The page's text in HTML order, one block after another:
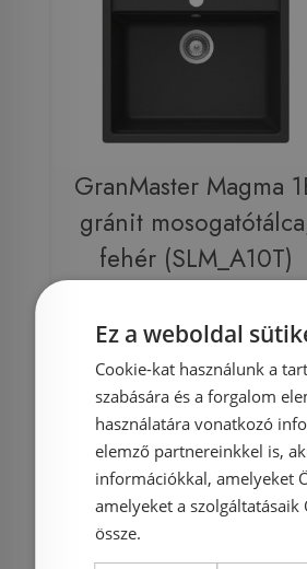
GranMaster Magma
gránit
fehér (SLM_A10T)
Azonosító: 164233
Cikkszám: SLM_A10T
55 900 Ft
Ez a weboldal
Cookie-kat használunk a
szabására és a forgalom
használatára vonatkozó
elemző partnereinkkel is,
információkkal, amelyeket
amelyeket a
össze.